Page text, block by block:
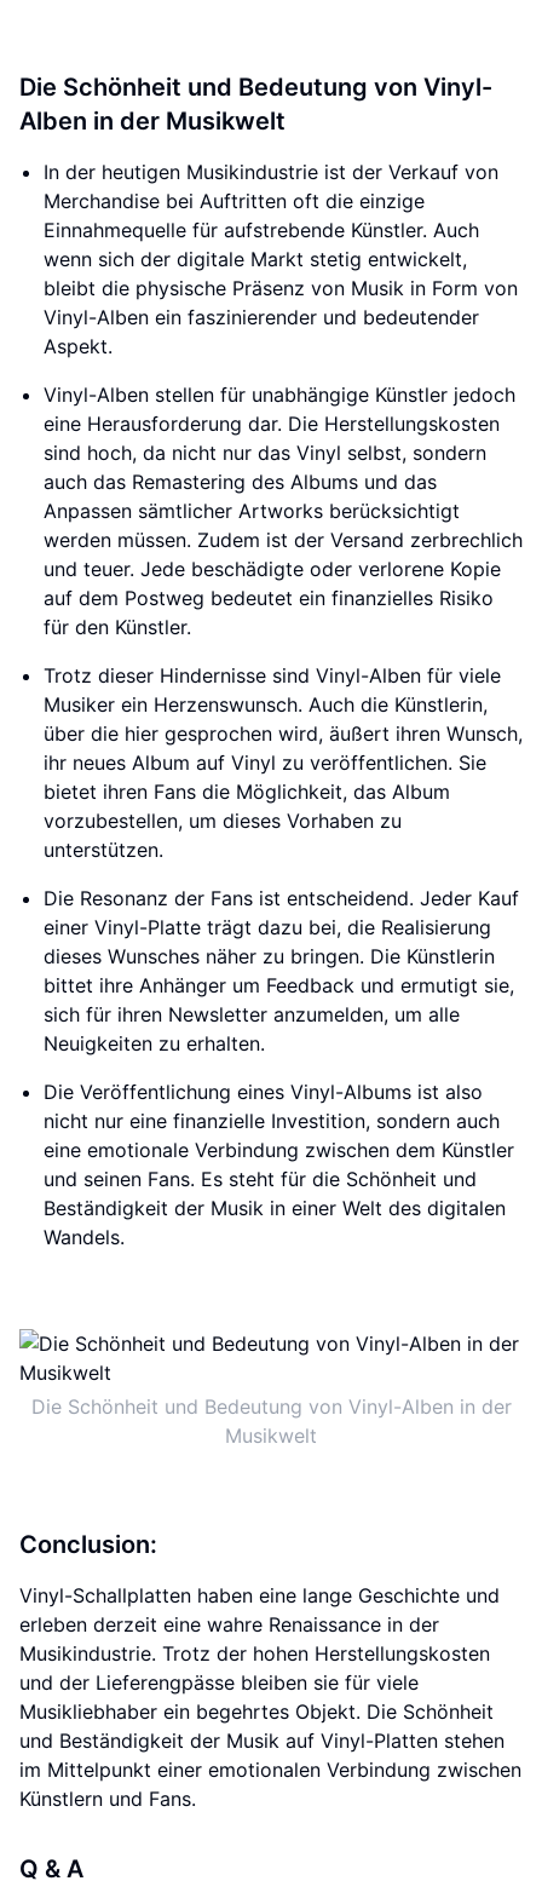
Die Schönheit und Bedeutung von Vinyl-
Alben in der Musikwelt
In der heutigen Musikindustrie ist der Verkauf von
Merchandise bei Auftritten oft die einzige
Einnahmequelle für aufstrebende Künstler. Auch
wenn sich der digitale Markt stetig entwickelt,
bleibt die physische Präsenz von Musik in Form von
Vinyl-Alben ein faszinierender und bedeutender
Aspekt.
Vinyl-Alben stellen für unabhängige Künstler jedoch
eine Herausforderung dar. Die Herstellungskosten
sind hoch, da nicht nur das Vinyl selbst, sondern
auch das Remastering des Albums und das
Anpassen sämtlicher Artworks berücksichtigt
werden müssen. Zudem ist der Versand zerbrechlich
und teuer. Jede beschädigte oder verlorene Kopie
auf dem Postweg bedeutet ein finanzielles Risiko
für den Künstler.
Trotz dieser Hindernisse sind Vinyl-Alben für viele
Musiker ein Herzenswunsch. Auch die Künstlerin,
über die hier gesprochen wird, äußert ihren Wunsch,
ihr neues Album auf Vinyl zu veröffentlichen. Sie
bietet ihren Fans die Möglichkeit, das Album
vorzubestellen, um dieses Vorhaben zu
unterstützen.
Die Resonanz der Fans ist entscheidend. Jeder Kauf
einer Vinyl-Platte trägt dazu bei, die Realisierung
dieses Wunsches näher zu bringen. Die Künstlerin
bittet ihre Anhänger um Feedback und ermutigt sie,
sich für ihren Newsletter anzumelden, um alle
Neuigkeiten zu erhalten.
Die Veröffentlichung eines Vinyl-Albums ist also
nicht nur eine finanzielle Investition, sondern auch
eine emotionale Verbindung zwischen dem Künstler
und seinen Fans. Es steht für die Schönheit und
Beständigkeit der Musik in einer Welt des digitalen
Wandels.
Die Schönheit und Bedeutung von Vinyl-Alben in der
Musikwelt
Conclusion:
Vinyl-Schallplatten haben eine lange Geschichte und
erleben derzeit eine wahre Renaissance in der
Musikindustrie. Trotz der hohen Herstellungskosten
und der Lieferengpässe bleiben sie für viele
Musikliebhaber ein begehrtes Objekt. Die Schönheit
und Beständigkeit der Musik auf Vinyl-Platten stehen
im Mittelpunkt einer emotionalen Verbindung zwischen
Künstlern und Fans.
Q & A